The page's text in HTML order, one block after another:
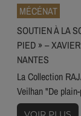
MÉCÉNAT
SOUTIEN À LA
PIED » –
NANTES
La Collection
Veilhan "De